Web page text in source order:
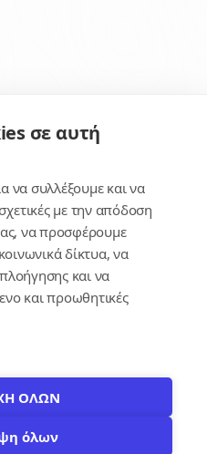
παντός δικαιώματος.
σε αυτή
να συλλέξουμε και να
με την απόδοση
να προσφέρουμε
δίκτυα, να
και να
και προωθητικές
ΟΛΩΝ
όλων